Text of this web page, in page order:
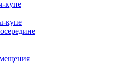
купе
купе